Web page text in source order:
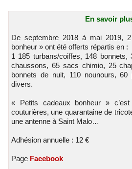
En savoir
De septembre 2018 à mai 2019,
bonheur » ont été offerts répartis en :
1 185 turbans/coiffes, 148 bonnets,
chaussons, 65 sacs chimio, 25
bonnets de nuit, 110 nounours, 60
divers.
« Petits cadeaux bonheur »
couturières, une quarantaine de
une antenne à Saint Malo…
Adhésion annuelle : 12 €
Page Facebook